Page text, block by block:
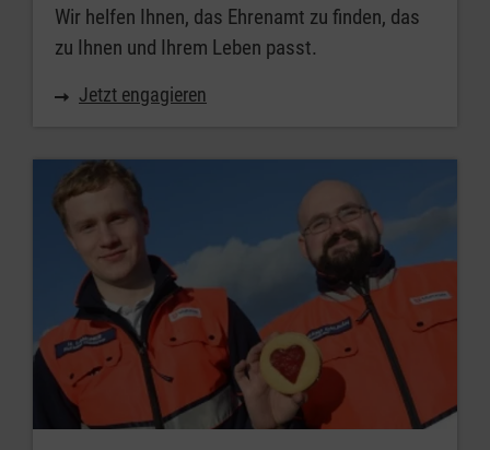
Wir helfen Ihnen, das Ehrenamt zu finden, das
zu Ihnen und Ihrem Leben passt.
Jetzt engagieren